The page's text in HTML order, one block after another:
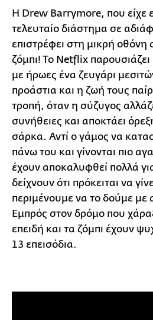
H Drew Barrymore, που είχε
τελευταίο διάστημα σε
επιστρέφει στη μικρή οθόνη
ζόμπι! Το Netflix
με ήρωες ένα ζευγάρι
προάστια και η ζωή τους
τροπή, όταν η σύζυγος
συνήθειες και αποκτάει
σάρκα. Αντί ο γάμος να
πάνω του και γίνονται πιο
έχουν αποκαλυφθεί πολλά
δείχνουν ότι πρόκειται να
περιμένουμε να το δούμε με
Εμπρός στον δρόμο που
επειδή και τα ζόμπι έχουν
13 επεισόδια.